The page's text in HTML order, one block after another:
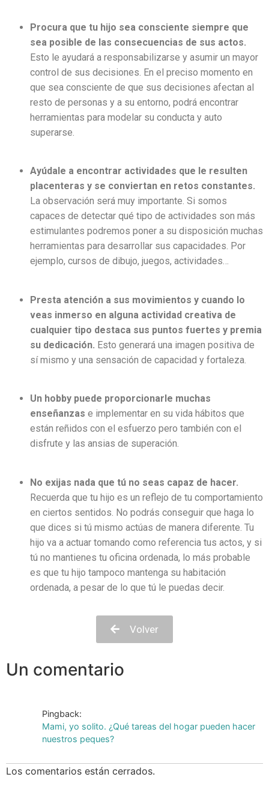
Procura que tu hijo sea consciente siempre que
sea posible de las consecuencias de sus actos.
Esto le ayudará a responsabilizarse y asumir un mayor
control de sus decisiones. En el preciso momento en
que sea consciente de que sus decisiones afectan al
resto de personas y a su entorno, podrá encontrar
herramientas para modelar su conducta y auto
superarse.
Ayúdale a encontrar actividades que le resulten
placenteras y se conviertan en retos constantes.
La observación será muy importante. Si somos
capaces de detectar qué tipo de actividades son más
estimulantes podremos poner a su disposición muchas
herramientas para desarrollar sus capacidades. Por
ejemplo, cursos de dibujo, juegos, actividades…
Presta atención a sus movimientos y cuando lo
veas inmerso en alguna actividad creativa de
cualquier tipo destaca sus puntos fuertes y premia
su dedicación. Esto generará una imagen positiva de
sí mismo y una sensación de capacidad y fortaleza.
Un hobby puede proporcionarle muchas
enseñanzas e implementar en su vida hábitos que
están reñidos con el esfuerzo pero también con el
disfrute y las ansias de superación.
No exijas nada que tú no seas capaz de hacer.
Recuerda que tu hijo es un reflejo de tu comportamiento
en ciertos sentidos. No podrás conseguir que haga lo
que dices si tú mismo actúas de manera diferente. Tu
hijo va a actuar tomando como referencia tus actos, y si
tú no mantienes tu oficina ordenada, lo más probable
es que tu hijo tampoco mantenga su habitación
ordenada, a pesar de lo que tú le puedas decir.
Volver
Un comentario
Pingback:
Mami, yo solito. ¿Qué tareas del hogar pueden hacer
nuestros peques?
Los comentarios están cerrados.